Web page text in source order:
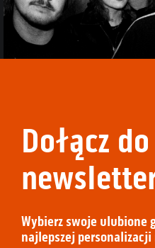
Dołącz do
Wybierz swoje ulubione
najlepszej